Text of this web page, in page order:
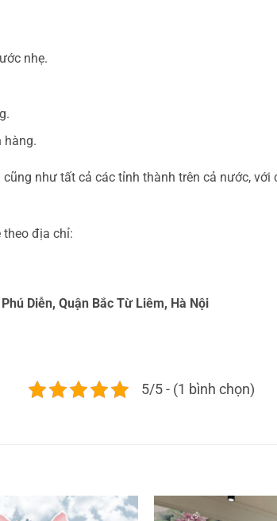
nhẹ.
hàng.
cũng như tất cả các tỉnh thành trên cả nước,
địa chỉ:
Diễn, Quận Bắc Từ Liêm, Hà Nội
5/5 - (1 bình chọn)